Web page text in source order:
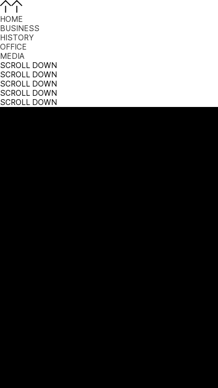
HOME
BUSINESS
HISTORY
OFFICE
MEDIA
SCROLL DOWN
SCROLL DOWN
SCROLL DOWN
SCROLL DOWN
SCROLL DOWN